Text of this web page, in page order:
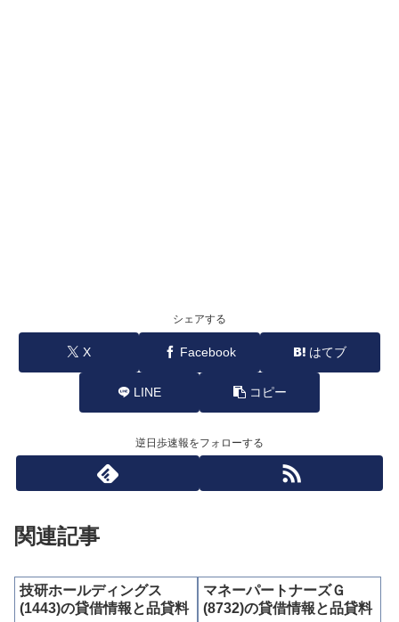
シェアする
X Facebook はてブ
LINE コピー
逆日歩速報をフォローする
関連記事
技研ホールディングス
(1443)の貸借情報と品貸料
マネーパートナーズＧ
(8732)の貸借情報と品貸料